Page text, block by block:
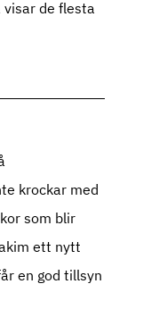
visar de flesta
krockar med
som blir
ett nytt
en god tillsyn